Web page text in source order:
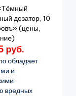
дозатор, 10
(цены,
руб.
обладает
и
вредных